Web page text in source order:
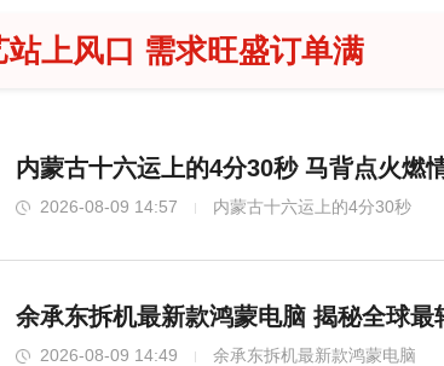
上风口 需求旺盛订单满
内蒙古十六运上的4分30秒 马背点火燃
2026-08-09 14:57 内蒙古十六运上的4分30秒
余承东拆机最新款鸿蒙电脑 揭秘全球最
2026-08-09 14:49 余承东拆机最新款鸿蒙电脑